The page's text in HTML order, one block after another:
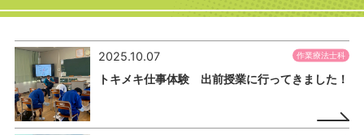
2025.10.07
トキメキ仕事体験 出前授業に行ってきました！
作業療法士科